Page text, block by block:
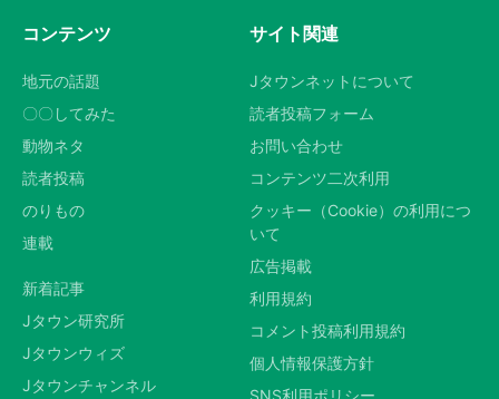
コンテンツ
地元の話題
〇〇してみた
動物ネタ
読者投稿
のりもの
連載
新着記事
Jタウン研究所
Jタウンウィズ
Jタウンチャンネル
サイト関連
Jタウンネットについて
読者投稿フォーム
お問い合わせ
コンテンツ二次利用
クッキー（Cookie）の利用につ
いて
広告掲載
利用規約
コメント投稿利用規約
個人情報保護方針